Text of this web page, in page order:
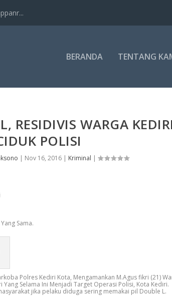
BERANDA TENTANG
RESIDIVIS WARGA KEDIRI
POLISI
| Nov 16, 2016| Kriminal |
Sama.
Polres Kediri Kota, Mengamankan M.Agus fikri (21)
Selama Ini Menjadi Target Operasi Polisi, Kota Kediri.
jika pelaku diduga sering memakai pil Double L.